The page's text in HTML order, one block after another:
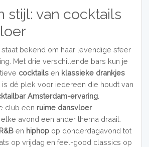
stijl: van cocktails
bekend om haar levendige sfeer
Met drie verschillende bars kun je
cocktailsen klassieke drankjes
is dé plek voor iedereen die houdt van
Amsterdam-ervaring.
club een ruime dansvloer
avond een ander thema draait.
en hiphop op donderdagavond tot
op vrijdag en feel-good classics op